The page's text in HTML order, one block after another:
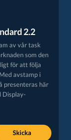
2.2
av vår task
som den
för att följa
avstamp i
presenteras här
Display­-
Skicka